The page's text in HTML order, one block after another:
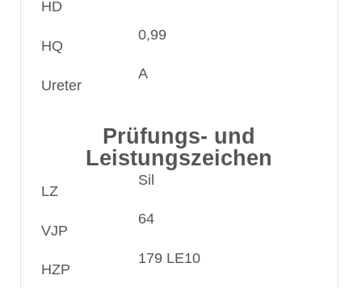
HD
HQ
0,99
Ureter
A
Prüfungs- und
Leistungszeichen
LZ
Sil
VJP
64
HZP
179 LE10